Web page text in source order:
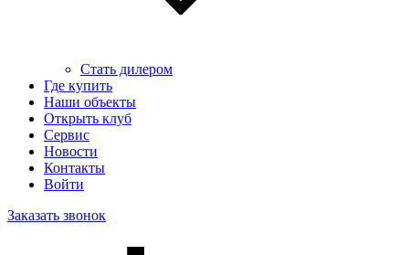
Стать дилером
Где купить
Наши объекты
Открыть клуб
Сервис
Новости
Контакты
Войти
Заказать звонок